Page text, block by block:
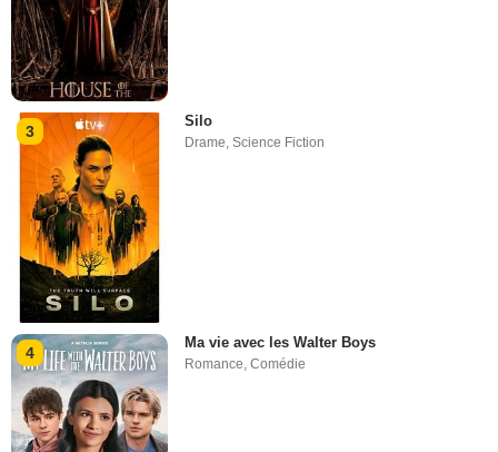
3
Silo
Drame,Science Fiction
4
Ma vie avec les Walter Boys
Romance ,Comédie